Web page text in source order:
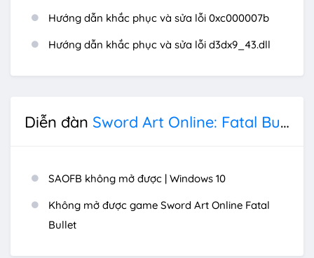
Hướng dẫn khắc phục và sửa lỗi 0xc000007b
Hướng dẫn khắc phục và sửa lỗi d3dx9_43.dll
Diễn đàn Sword Art Online: Fatal Bullet Deluxe Edition
SAOFB không mở được | Windows 10
Không mở được game Sword Art Online Fatal
Bullet